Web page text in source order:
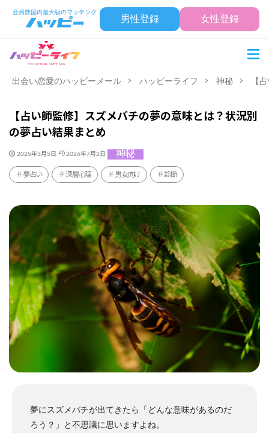
男性登録 女性登録
出会い恋愛のハッピーメール ハッピーライフ 神秘 【
【占い師監修】スズメバチの夢の意味とは？状況別
の夢占い結果まとめ
2025年3月5日 2026年7月2日 神秘
夢占い 深層心理 男女向け 診断
夢にスズメバチが出てきたら「どんな意味があるのだ
ろう？」と不思議に思いますよね。